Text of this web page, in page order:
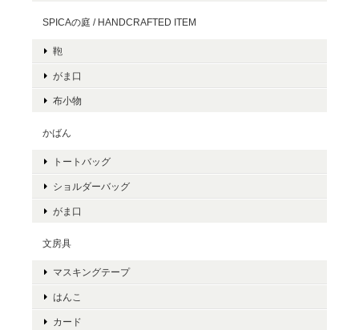
SPICAの庭 / HANDCRAFTED ITEM
鞄
がま口
布小物
かばん
トートバッグ
ショルダーバッグ
がま口
文房具
マスキングテープ
はんこ
カード